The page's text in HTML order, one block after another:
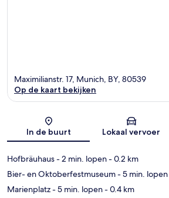
Kaart
Maximilianstr. 17, Munich, BY, 80539
Op de kaart bekijken
In de buurt Lokaal vervoer
Hofbräuhaus- 2 min. lopen- 0.2 km
Bier- en Oktoberfestmuseum- 5 min. lopen
Marienplatz- 5 min. lopen- 0.4 km